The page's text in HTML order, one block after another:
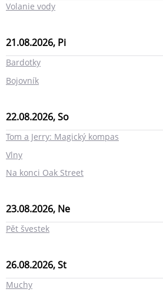
Volanie vody
21.08.2026, Pi
Bardotky
Bojovník
22.08.2026, So
Tom a Jerry: Magický kompas
Vlny
Na konci Oak Street
23.08.2026, Ne
Pět švestek
26.08.2026, St
Muchy